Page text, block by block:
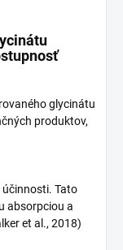
glycinátu
produktov,
Tato
absorpciou a
et al., 2018)